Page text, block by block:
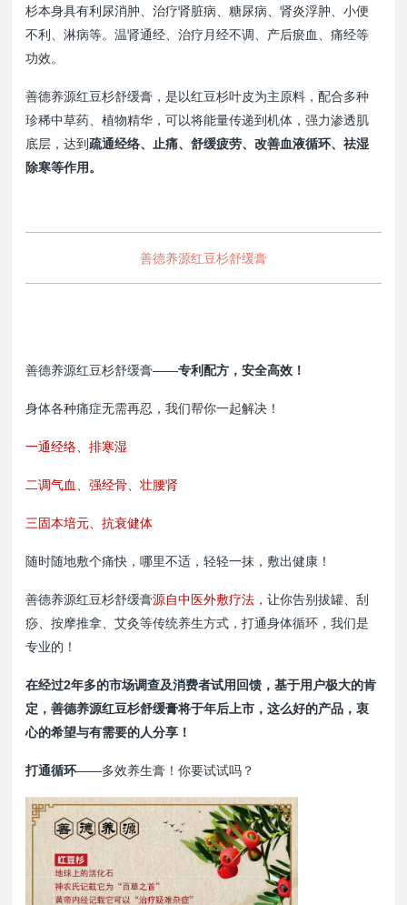
杉本身具有利尿消肿、治疗肾脏病、糖尿病、肾炎浮肿、小便
不利、淋病等。温肾通经、治疗月经不调、产后瘀血、痛经等
功效。
善德养源红豆杉舒缓膏，是以红豆杉叶皮为主原料，配合多种
珍稀中草药、植物精华，可以将能量传递到机体，强力渗透肌
底层，达到疏通经络、止痛、舒缓疲劳、改善血液循环、祛湿
除寒等作用。
善德养源红豆杉舒缓膏
善德养源红豆杉舒缓膏——专利配方，安全高效！
身体各种痛症无需再忍，我们帮你一起解决！
一通经络、排寒湿
二调气血、强经骨、壮腰肾
三固本培元、抗衰健体
随时随地敷个痛快，哪里不适，轻轻一抹，敷出健康！
善德养源红豆杉舒缓膏源自中医外敷疗法，让你告别拔罐、刮
痧、按摩推拿、艾灸等传统养生方式，打通身体循环，我们是
专业的！
在经过2年多的市场调查及消费者试用回馈，基于用户极大的肯
定，善德养源红豆杉舒缓膏将于年后上市，这么好的产品，衷
心的希望与有需要的人分享！
打通循环——多效养生膏！你要试试吗？